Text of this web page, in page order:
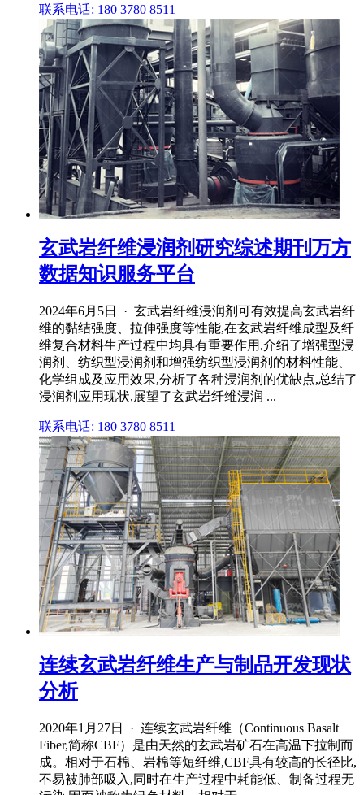
联系电话: 180 3780 8511
玄武岩纤维浸润剂研究综述期刊万方
数据知识服务平台
2024年6月5日 · 玄武岩纤维浸润剂可有效提高玄武岩纤
维的黏结强度、拉伸强度等性能,在玄武岩纤维成型及纤
维复合材料生产过程中均具有重要作用.介绍了增强型浸
润剂、纺织型浸润剂和增强纺织型浸润剂的材料性能、
化学组成及应用效果,分析了各种浸润剂的优缺点,总结了
浸润剂应用现状,展望了玄武岩纤维浸润 ...
联系电话: 180 3780 8511
连续玄武岩纤维生产与制品开发现状
分析
2020年1月27日 · 连续玄武岩纤维（Continuous Basalt
Fiber,简称CBF）是由天然的玄武岩矿石在高温下拉制而
成。相对于石棉、岩棉等短纤维,CBF具有较高的长径比,
不易被肺部吸入,同时在生产过程中耗能低、制备过程无